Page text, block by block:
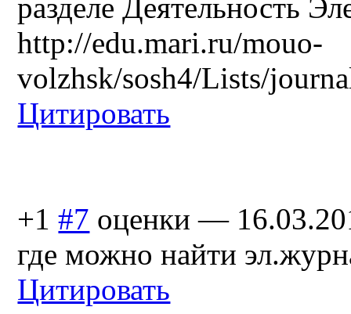
разделе Деятельность
http://edu.mari.ru/mouo-
volzhsk/sosh4/Lists/
Цитировать
+1 #7 оценки —
где можно найти
Цитировать